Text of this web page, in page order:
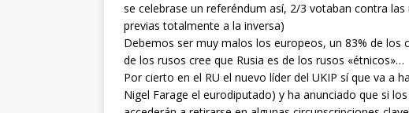
se celebrase un referéndum así, 2/3 votaban contra
previas totalmente a la inversa)
Debemos ser muy malos los europeos, un 83% de los
de los rusos cree que Rusia es de los rusos «étnicos»…
Por cierto en el RU el nuevo líder del UKIP sí que va a
Nigel Farage el eurodiputado) y ha anunciado que si